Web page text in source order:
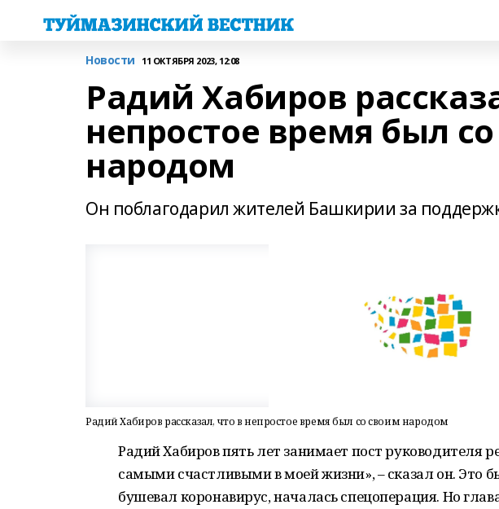
Новости 11 ОКТЯБРЯ 2023, 12:08
Радий Хабиров
непростое время был
народом
Он поблагодарил жителей Башкирии за
Радий Хабиров рассказал, что в непростое время был со своим народом
Радий Хабиров пять лет занимает пост руководителя
самыми счастливыми в моей жизни», – сказал он. Это
бушевал коронавирус, началась спецоперация. Но